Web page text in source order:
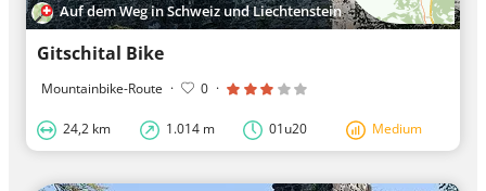
Auf dem Weg in Schweiz und Liechtenstein
Gitschital Bike
Mountainbike-Route · 0 ·
24,2 km 1.014 m 01u20 Medium